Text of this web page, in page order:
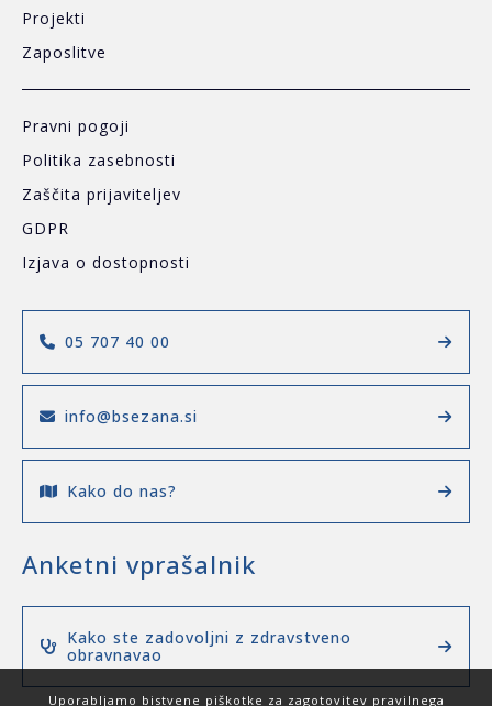
Projekti
Zaposlitve
Pravni pogoji
Politika zasebnosti
Zaščita prijaviteljev
GDPR
Izjava o dostopnosti
05 707 40 00
info@bsezana.si
Kako do nas?
Anketni vprašalnik
Kako ste zadovoljni z zdravstveno
obravnavao
Uporabljamo bistvene piškotke za zagotovitev pravilnega